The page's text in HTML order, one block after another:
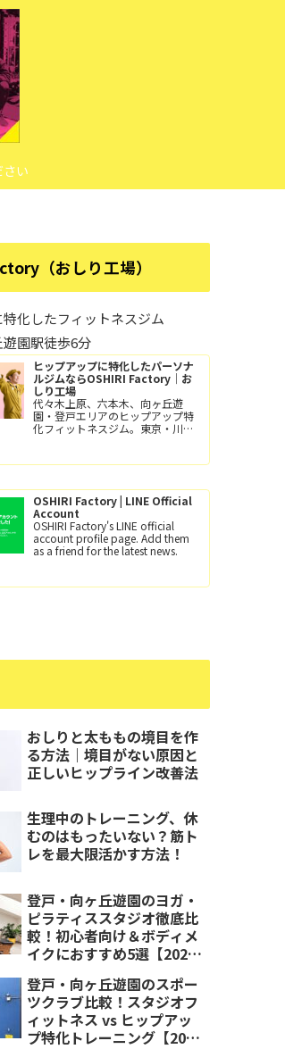
い
（おしり工場）
化したフィットネスジム
園駅徒歩6分
ヒップアップに特化したパーソナ
ルジムならOSHIRI Factory｜お
しり工場
代々木上原、六本木、向ヶ丘遊
園・登戸エリアのヒップアップ特
化フィットネスジム。東京・川崎
プレッスン（レッツ！おし
歩6分、登戸駅/徒歩12分。
OSHIRI Factory | LINE Official
Account
OSHIRI Factory's LINE official
account profile page. Add them
as a friend for the latest news.
おしりと太ももの境目を作
る方法｜境目がない原因と
正しいヒップライン改善法
生理中のトレーニング、休
むのはもったいない？筋ト
レを最大限活かす方法！
登戸・向ヶ丘遊園のヨガ・
ピラティススタジオ徹底比
較！初心者向け＆ボディメ
イクにおすすめ5選【2025
登戸・向ヶ丘遊園のスポー
ツクラブ比較！スタジオフ
ィットネス vs ヒップアッ
プ特化トレーニング【2025